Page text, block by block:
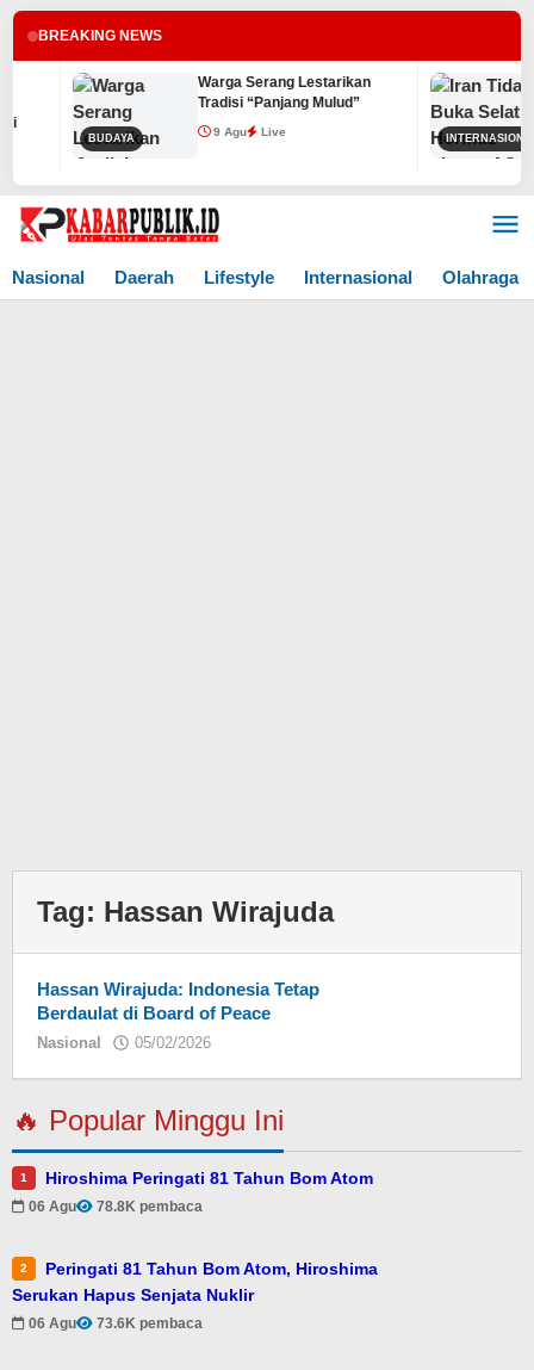
BREAKING NEWS
BUDAYA
Warga Serang Lestarikan
Tradisi “Panjang Mulud”
9 Agu Live INTERNASIONAL
Lewati
Nasional
Daerah Lifestyle Internasional Olahraga
Tag: Hassan Wirajuda
Hassan Wirajuda: Indonesia Tetap
Berdaulat di Board of Peace
Nasional 05/02/2026
🔥 Popular Minggu Ini
1 Hiroshima Peringati 81 Tahun Bom Atom
06 Agu 78.8K pembaca
2
Peringati 81 Tahun Bom Atom, Hiroshima
Serukan Hapus Senjata Nuklir
06 Agu 73.6K pembaca